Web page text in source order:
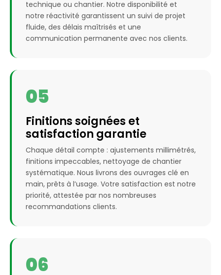
technique ou chantier. Notre disponibilité et
notre réactivité garantissent un suivi de projet
fluide, des délais maîtrisés et une
communication permanente avec nos clients.
05
Finitions soignées et
satisfaction garantie
Chaque détail compte : ajustements millimétrés,
finitions impeccables, nettoyage de chantier
systématique. Nous livrons des ouvrages clé en
main, prêts à l’usage. Votre satisfaction est notre
priorité, attestée par nos nombreuses
recommandations clients.
06